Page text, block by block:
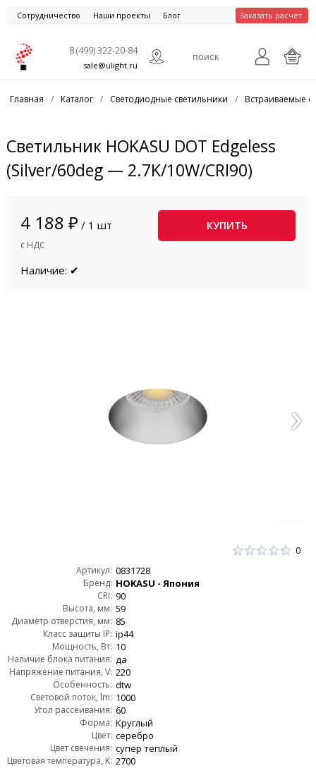
Сотрудничество Наши проекты Блог Заказать расчет
8 (499) 322-20-84
sale@ulight.ru
Главная / Каталог / Светодиодные светильники / Встраиваемые
Светильник HOKASU DOT Edgeless
(Silver/60deg — 2.7K/10W/CRI90)
4 188 ₽ / 1 шт
с НДС
КУПИТЬ
Наличие: ✔
0
Артикул: 0831728
Бренд: HOKASU - Япония
CRI: 90
Высота, мм: 59
Диаметр отверстия, мм: 85
Класс защиты IP: ip44
Мощность, Вт: 10
Наличие блока питания: да
Напряжение питания, V: 220
Особенность: dtw
Световой поток, lm: 1000
Угол рассеивания: 60
Форма: Круглый
Цвет: серебро
Цвет свечения: супер теплый
Цветовая температура, K: 2700